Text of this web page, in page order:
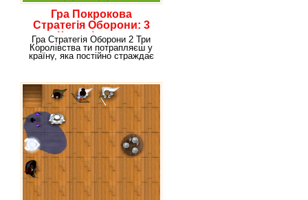
Гра Покрокова
Стратегія Оборони: 3
Королівства
Гра Стратегія Оборони 2 Три
Королівства ти потрапляєш у
країну, яка постійно страждає